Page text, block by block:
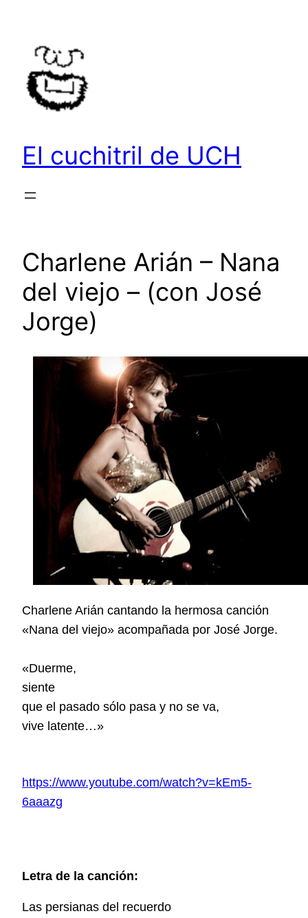
contenido
El cuchitril de UCH
Charlene Arián – Nana
del viejo – (con José
Jorge)
Charlene Arián cantando la hermosa canción
«Nana del viejo» acompañada por José Jorge.
«Duerme,
siente
que el pasado sólo pasa y no se va,
vive latente…»
https://www.youtube.com/watch?v=kEm5-
6aaazg
Letra de la canción:
Las persianas del recuerdo